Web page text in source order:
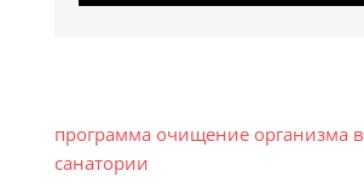
программа очищение организма в
санатории